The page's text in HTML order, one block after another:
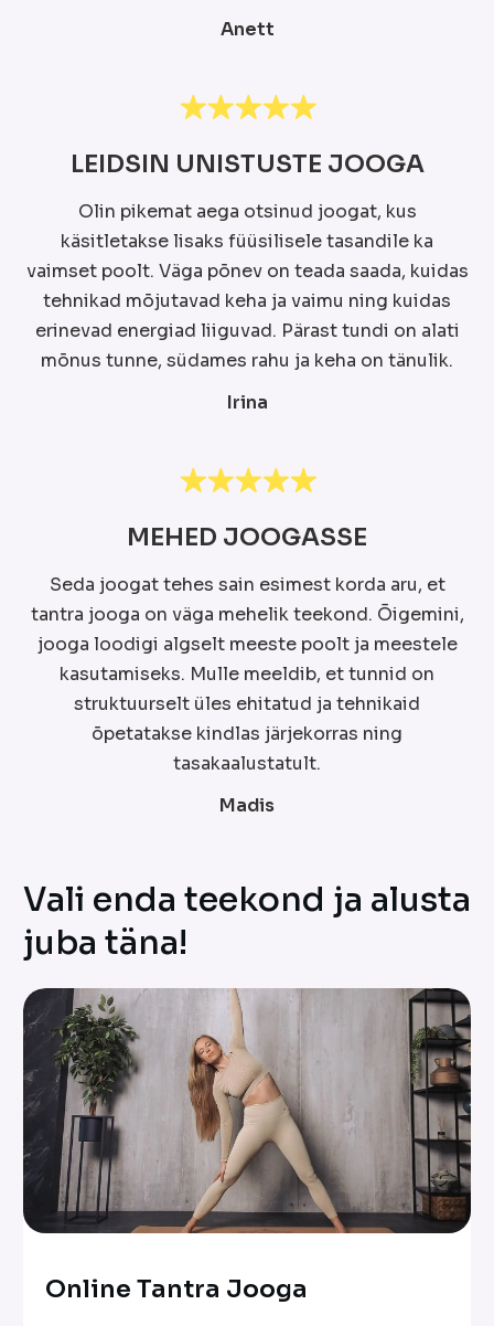
Anett
LEIDSIN UNISTUSTE JOOGA
Olin pikemat aega otsinud joogat, kus
käsitletakse lisaks füüsilisele tasandile ka
vaimset poolt. Väga põnev on teada saada, kuidas
tehnikad mõjutavad keha ja vaimu ning kuidas
erinevad energiad liiguvad. Pärast tundi on alati
mõnus tunne, südames rahu ja keha on tänulik.
Irina
MEHED JOOGASSE
Seda joogat tehes sain esimest korda aru, et
tantra jooga on väga mehelik teekond. Õigemini,
jooga loodigi algselt meeste poolt ja meestele
kasutamiseks. Mulle meeldib, et tunnid on
struktuurselt üles ehitatud ja tehnikaid
õpetatakse kindlas järjekorras ning
tasakaalustatult.
Madis
Vali enda teekond ja alusta
juba täna!
Online Tantra Jooga